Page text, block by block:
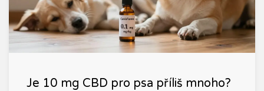
Je 10 mg CBD pro psa příliš mnoho?